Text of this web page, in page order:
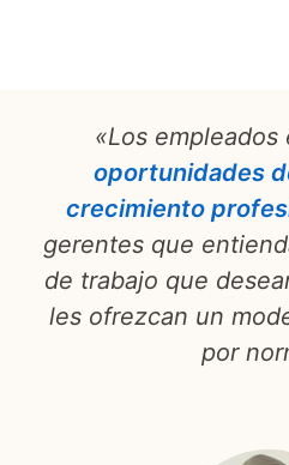
«Los
oportunidades
crecimiento
gerentes que
de trabajo que
les ofrezcan un
por